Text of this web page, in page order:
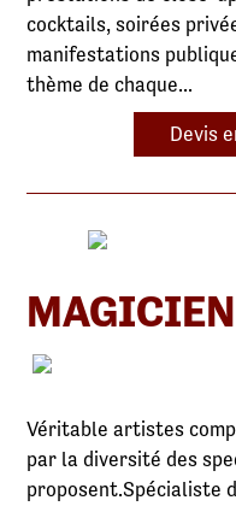
cocktails, soirées
manifestations
thème de chaque...
Devis
Véritable artistes
par la diversité des
proposent.Spécialiste